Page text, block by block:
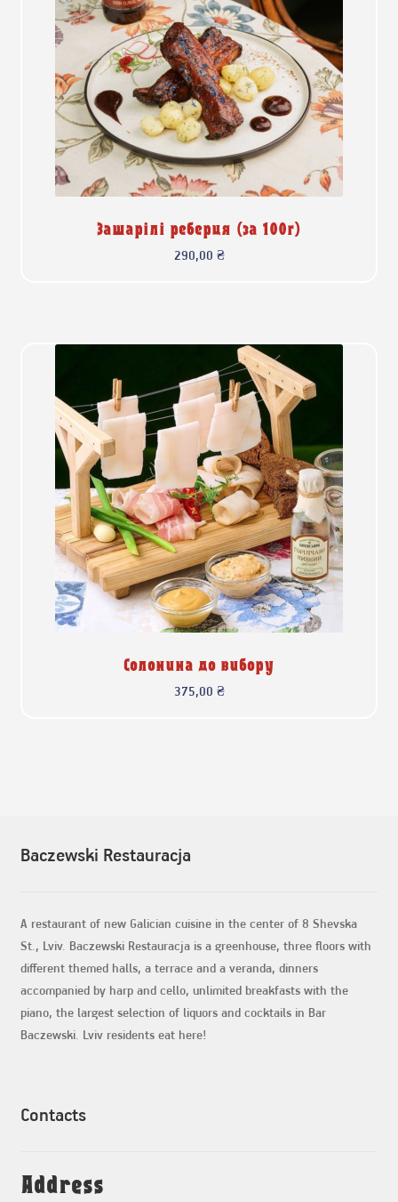
Зашарілі реберця (за 100г)
290,00 ₴
Солонина до вибору
375,00 ₴
Baczewski Restauracja
A restaurant of new Galician cuisine in the center of 8 Shevska
St., Lviv. Baczewski Restauracja is a greenhouse, three floors with
different themed halls, a terrace and a veranda, dinners
accompanied by harp and cello, unlimited breakfasts with the
piano, the largest selection of liquors and cocktails in Bar
Baczewski. Lviv residents eat here!
Contacts
Address